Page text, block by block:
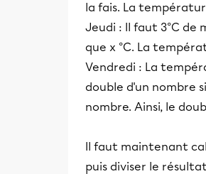
la fais. La
Jeudi : Il faut 3°C de
que x °C. La
Vendredi : La
double d'un nombre
nombre. Ainsi, le
Il faut maintenant
puis diviser le